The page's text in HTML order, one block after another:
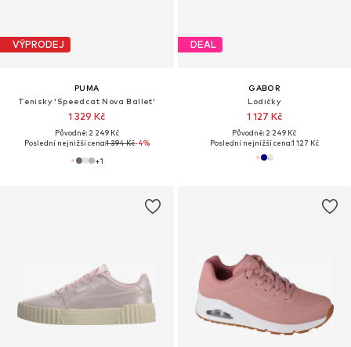
VÝPRODEJ
PUMA
Tenisky 'Speedcat Nova Ballet'
1 329 Kč
Původně: 2 249 Kč
Poslední nejnižší cena:1 394 Kč-4%
+1
DEAL
GABOR
Lodičky
1 127 Kč
Původně: 2 249 Kč
Poslední nejnižší cena:1 127 Kč